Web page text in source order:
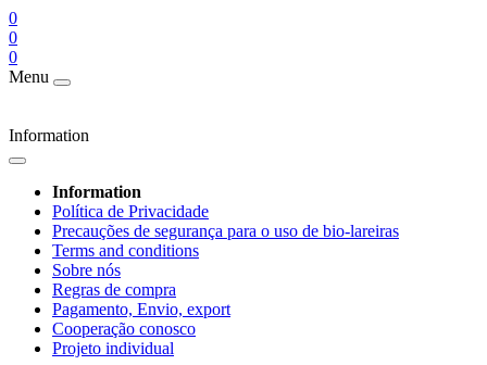
0
0
0
Menu
Information
Information
Política de Privacidade
Precauções de segurança para o uso de bio-lareiras
Terms and conditions
Sobre nós
Regras de compra
Pagamento, Envio, export
Cooperação conosco
Projeto individual